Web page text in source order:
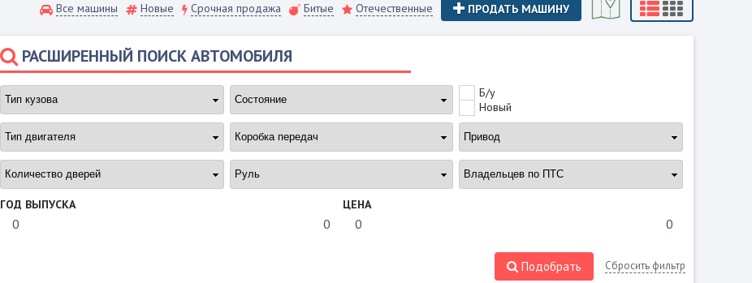
Все машины Новые Срочная продажа Битые Отечественные ПРОДАТЬ МАШИНУ
РАСШИРЕННЫЙ ПОИСК АВТОМОБИЛЯ
Б/у
Новый
ГОД ВЫПУСКА ЦЕНА
Подобрать Сбросить фильтр